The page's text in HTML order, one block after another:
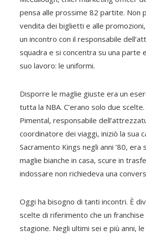
pensa alle prossime 82 partite. Non
vendita dei biglietti e alle
un incontro con il responsabile
squadra e si concentra su una parte
suo lavoro: le uniformi.
Disporre le maglie giuste era un
tutta la NBA. C’erano solo due
Pimental, responsabile
coordinatore dei viaggi, iniziò la sua
Sacramento Kings negli anni ’80, era
maglie bianche in casa, scure in
indossare non richiedeva una
Oggi ha bisogno di tanti incontri. È
scelte di riferimento che un
stagione. Negli ultimi sei e più anni,